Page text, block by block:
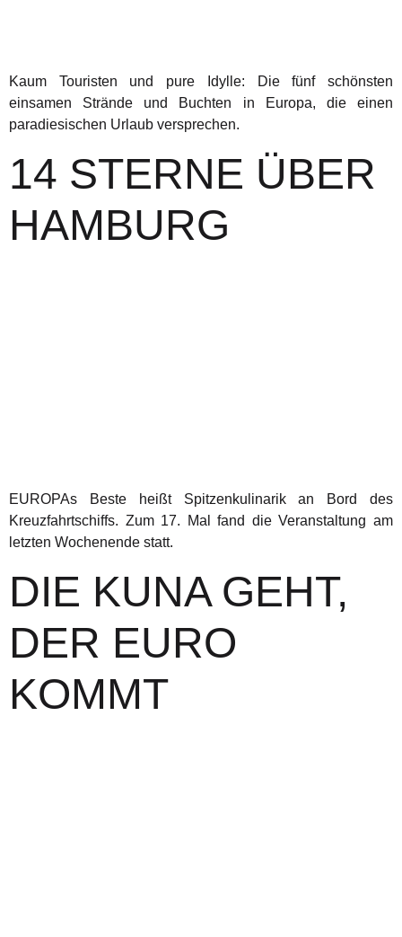
Kaum Touristen und pure Idylle: Die fünf schönsten
einsamen Strände und Buchten in Europa, die einen
paradiesischen Urlaub versprechen.
14 STERNE ÜBER
HAMBURG
EUROPAs Beste heißt Spitzenkulinarik an Bord des
Kreuzfahrtschiffs. Zum 17. Mal fand die Veranstaltung am
letzten Wochenende statt.
DIE KUNA GEHT,
DER EURO
KOMMT